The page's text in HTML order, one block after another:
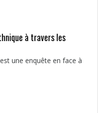
à travers les
une enquête en face à